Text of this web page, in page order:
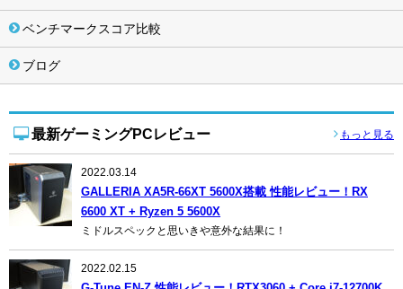
ベンチマークスコア比較
ブログ
最新ゲーミングPCレビュー もっと見る
2022.03.14
GALLERIA XA5R-66XT 5600X搭載 性能レビュー！RX
6600 XT + Ryzen 5 5600X
ミドルスペックと思いきや意外な結果に！
2022.02.15